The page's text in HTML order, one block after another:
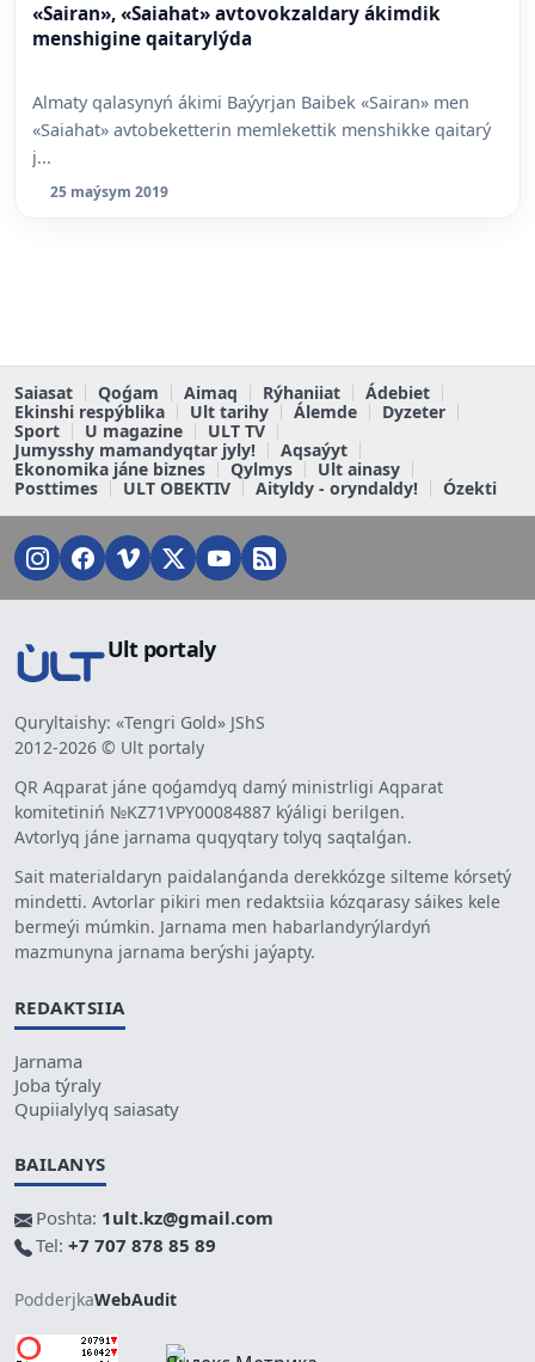
«Sairan», «Saiahat» avtovokzaldary ákimdik
menshigine qaitarylýda
Almaty qalasynyń ákimi Baýyrjan Baibek «Sairan» men
«Saiahat» avtobeketterin memlekettik menshikke qaitarý
j...
25 maýsym 2019
Saiasat Qoǵam Aimaq Rýhaniiat
Ádebiet
Ekinshi respýblika
Ult tarihy Álemde
Dyzeter
Sport
U magazine
ULT TV
Jumysshy mamandyqtar jyly!
Aqsaýyt
Ekonomika jáne biznes
Qylmys
Ult ainasy
Posttimes
ULT OBEKTIV Aityldy - oryndaldy! Ózekti
Ult portaly
Quryltaishy: «Tengri Gold» JShS
2012-2026 © Ult portaly
QR Aqparat jáne qoǵamdyq damý ministrligi Aqparat
komitetiniń №KZ71VPY00084887 kýáligi berilgen.
Avtorlyq jáne jarnama quqyqtary tolyq saqtalǵan.
Sait materialdaryn paidalanǵanda derekkózge silteme kórsetý
mindetti. Avtorlar pikiri men redaktsiia kózqarasy sáikes kele
bermeýi múmkin. Jarnama men habarlandyrýlardyń
mazmunyna jarnama berýshi jaýapty.
REDAKTSIIA
Jarnama
Joba týraly
Qupiialylyq saiasaty
BAILANYS
Poshta: 1ult.kz@gmail.com
Tel: +7 707 878 85 89
PodderjkaWebAudit